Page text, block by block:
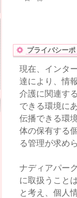
プライバシー
現在、インタ
達により、情
介護に関連す
できる環境に
伝播できる環
体の保有する
る管理が求め
ナディアパー
に取扱うこと
と考え、個人